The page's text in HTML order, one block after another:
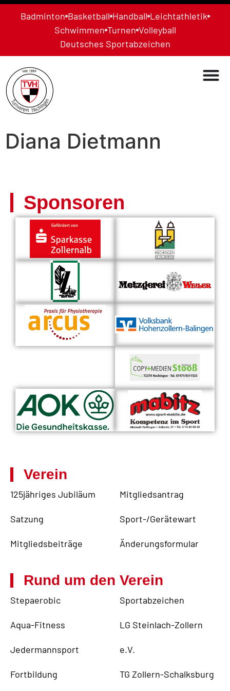
Badminton Basketball Handball Leichtathletik
Schwimmen Turnen Volleyball
Deutsches Sportabzeichen
Diana Dietmann
Sponsoren
Verein
125jähriges Jubiläum
Satzung
Mitgliedsbeiträge
Mitgliedsantrag
Sport-/Gerätewart
Änderungsformular
Rund um den Verein
Stepaerobic
Aqua-Fitness
Jedermannsport
Fortbildung
Sportabzeichen
LG Steinlach-Zollern
e.V.
TG Zollern-Schalksburg